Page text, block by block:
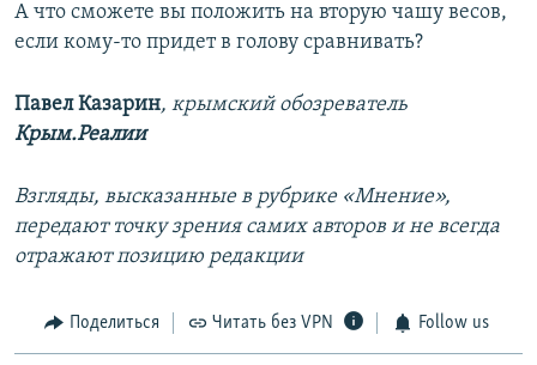
А что сможете вы положить на вторую чашу весов,
если кому-то придет в голову сравнивать?
Павел Казарин, крымский обозреватель
Крым.Реалии
Взгляды, высказанные в рубрике «Мнение»,
передают точку зрения самих авторов и не всегда
отражают позицию редакции
Поделиться Читать без VPN Follow us